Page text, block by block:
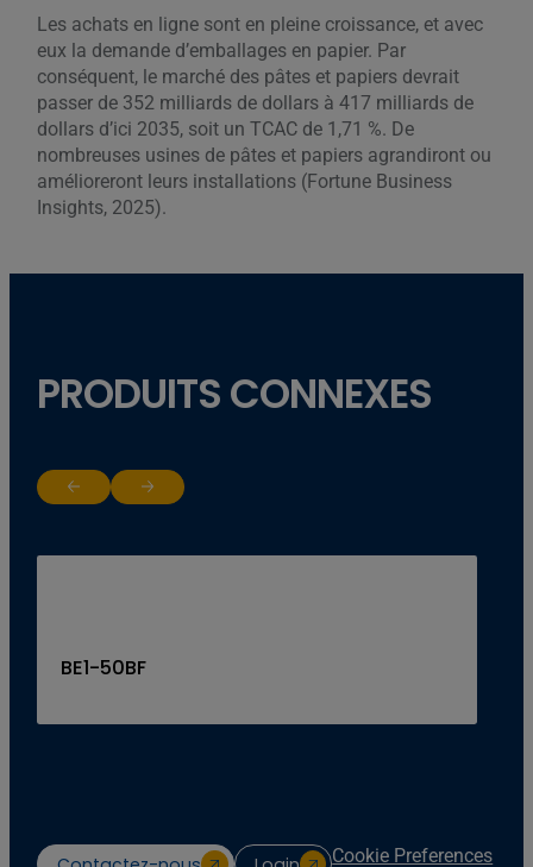
Les achats en ligne sont en pleine croissance, et avec
eux la demande d’emballages en papier. Par
conséquent, le marché des pâtes et papiers devrait
passer de 352 milliards de dollars à 417 milliards de
dollars d’ici 2035, soit un TCAC de 1,71 %. De
nombreuses usines de pâtes et papiers agrandiront ou
amélioreront leurs installations (Fortune Business
Insights, 2025).
PRODUITS CONNEXES
Return to previous slide
Jump to next slide
BE1-50BF
Cookie Preferences